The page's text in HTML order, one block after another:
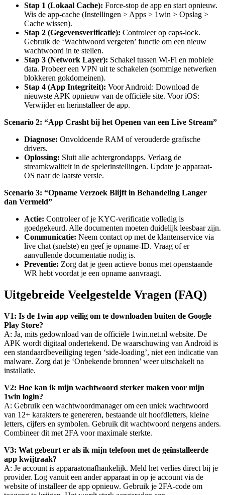
Stap 1 (Lokaal Cache): Force-stop de app en start opnieuw.
Wis de app-cache (Instellingen > Apps > 1win > Opslag >
Cache wissen).
Stap 2 (Gegevensverificatie): Controleer op caps-lock.
Gebruik de ‘Wachtwoord vergeten’ functie om een nieuw
wachtwoord in te stellen.
Stap 3 (Network Layer): Schakel tussen Wi-Fi en mobiele
data. Probeer een VPN uit te schakelen (sommige netwerken
blokkeren gokdomeinen).
Stap 4 (App Integriteit): Voor Android: Download de
nieuwste APK opnieuw van de officiële site. Voor iOS:
Verwijder en herinstalleer de app.
Scenario 2: “App Crasht bij het Openen van een Live Stream”
Diagnose: Onvoldoende RAM of verouderde grafische
drivers.
Oplossing: Sluit alle achtergrondapps. Verlaag de
streamkwaliteit in de spelerinstellingen. Update je apparaat-
OS naar de laatste versie.
Scenario 3: “Opname Verzoek Blijft in Behandeling Langer
dan Vermeld”
Actie: Controleer of je KYC-verificatie volledig is
goedgekeurd. Alle documenten moeten duidelijk leesbaar zijn.
Communicatie: Neem contact op met de klantenservice via
live chat (snelste) en geef je opname-ID. Vraag of er
aanvullende documentatie nodig is.
Preventie: Zorg dat je geen actieve bonus met openstaande
WR hebt voordat je een opname aanvraagt.
Uitgebreide Veelgestelde Vragen (FAQ)
V1: Is de 1win app veilig om te downloaden buiten de Google
Play Store?
A: Ja, mits gedownload van de officiële 1win.net.nl website. De
APK wordt digitaal ondertekend. De waarschuwing van Android is
een standaardbeveiliging tegen ‘side-loading’, niet een indicatie van
malware. Zorg dat je ‘Onbekende bronnen’ weer uitschakelt na
installatie.
V2: Hoe kan ik mijn wachtwoord sterker maken voor mijn
1win login?
A: Gebruik een wachtwoordmanager om een uniek wachtwoord
van 12+ karakters te genereren, bestaande uit hoofdletters, kleine
letters, cijfers en symbolen. Gebruik dit wachtwoord nergens anders.
Combineer dit met 2FA voor maximale sterkte.
V3: Wat gebeurt er als ik mijn telefoon met de geïnstalleerde
app kwijtraak?
A: Je account is apparaatonafhankelijk. Meld het verlies direct bij je
provider. Log vanuit een ander apparaat in op je account via de
website of installeer de app opnieuw. Gebruik je 2FA-code om